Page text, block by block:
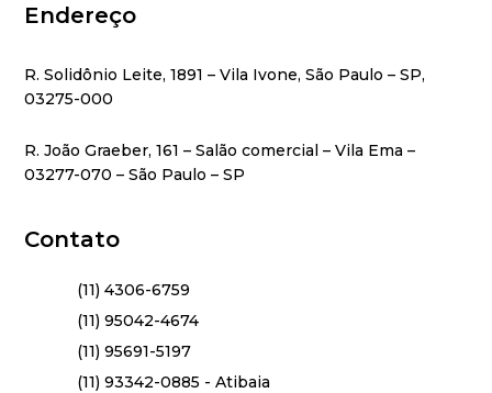
Endereço
R. Solidônio Leite, 1891 – Vila Ivone, São Paulo – SP,
03275-000
R. João Graeber, 161 – Salão comercial – Vila Ema –
03277-070 – São Paulo – SP
Contato
(11) 4306-6759
(11) 95042-4674
(11) 95691-5197
(11) 93342-0885 - Atibaia